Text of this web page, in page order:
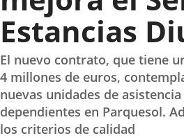
Estancias
El nuevo contrato, que tiene
4 millones de euros,
nuevas unidades de
dependientes en Parquesol.
los criterios de calidad